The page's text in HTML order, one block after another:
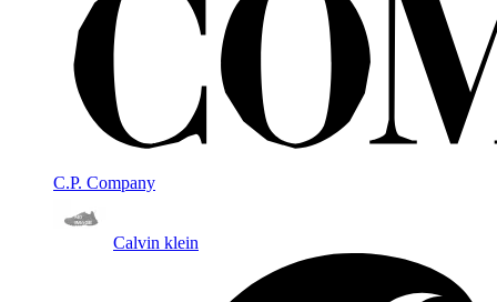
C.P. Company
Calvin klein